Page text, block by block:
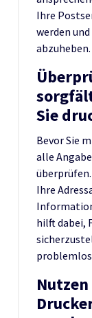
Ihre
werden
abzuheben.
Sie
Bevor Sie
alle
Ihre
hilft dabei,